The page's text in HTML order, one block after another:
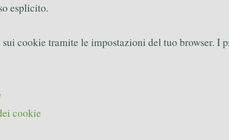
esplicito.
sui cookie tramite le impostazioni del tuo browser.
cookie